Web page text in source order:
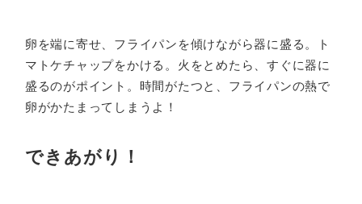
卵を端に寄せ、フライパンを傾けながら器に盛る。ト
マトケチャップをかける。火をとめたら、すぐに器に
盛るのがポイント。時間がたつと、フライパンの熱で
卵がかたまってしまうよ！
できあがり！